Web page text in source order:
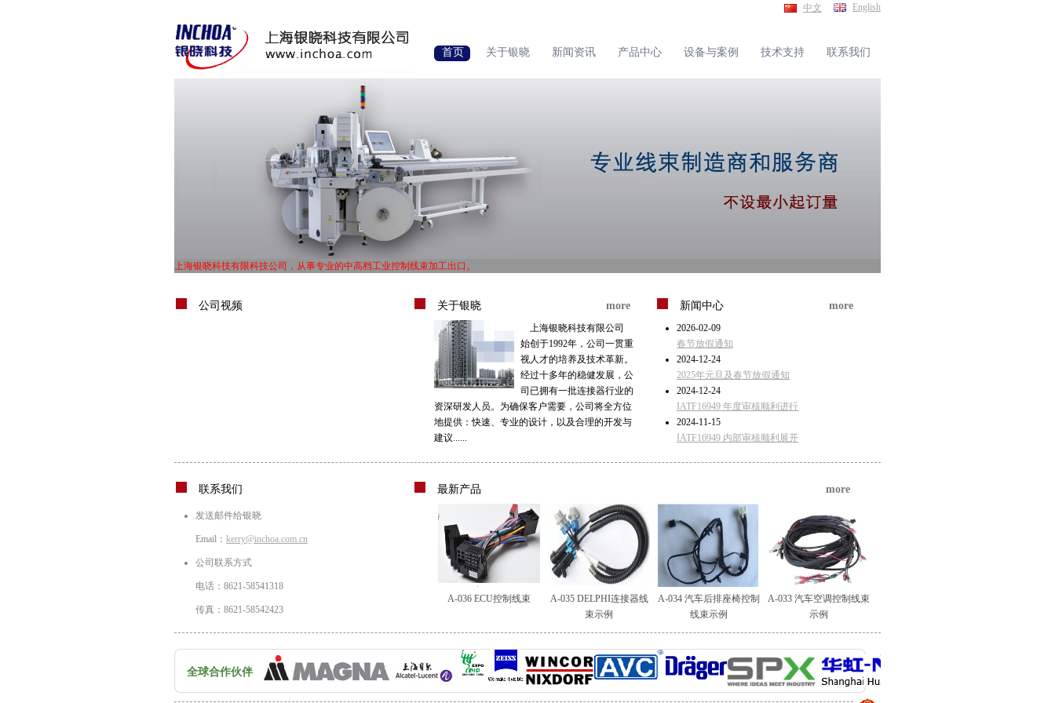
English
中文
首页 关于银晓 新闻资讯 产品中心 设备与案例 技术支持 联系我们
上海银晓科技有限科技公司，从事专业的中高档工业控制线束加工出口。
UL体系认证，TS16949体系认证，ISO9001体系认证，ISO14000体系认证。
UL体系认证，TS16949体系认证，ISO9001体系认证，ISO14000体系认证。
公司视频 more
关于银晓
上海银晓科技有限公司
始创于1992年，公司一贯重
视人才的培养及技术革新。
经过十多年的稳健发展，公
司已拥有一批连接器行业的
资深研发人员。为确保客户需要，公司将全方位
地提供：快速、专业的设计，以及合理的开发与
建议......
more
新闻中心
2026-02-09
春节放假通知
2024-12-24
2025年元旦及春节放假通知
2024-12-24
IATF16949 年度审核顺利进行
2024-11-15
IATF16949 内部审核顺利展开
联系我们
发送邮件给银晓
Email： kerry@inchoa.com.cn
公司联系方式
电话：8621-58541318
传真：8621-58542423
more
最新产品
A-036 ECU控制线束
A-035 DELPHI连接器线
束示例
A-034 汽车后排座椅控制
线束示例
A-033 汽车空调控制线束
示例
全球合作伙伴